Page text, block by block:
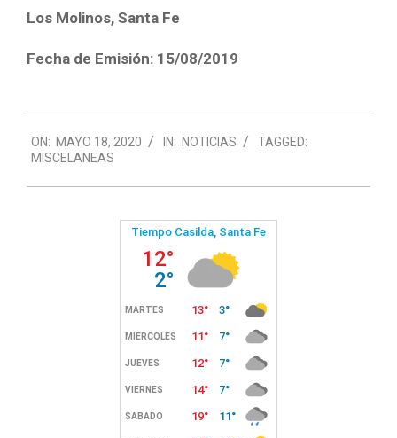
Los Molinos, Santa Fe
Fecha de Emisión: 15/08/2019
05-
18
ON: MAYO 18, 2020 IN: NOTICIAS
TAGGED:
MISCELANEAS